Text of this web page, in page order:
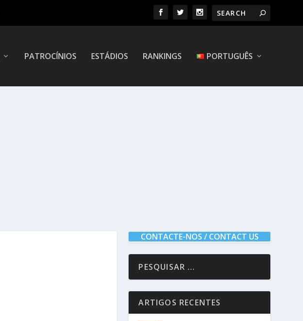
PATROCÍNIOS ESTÁDIOS RANKINGS PORTUGUÊS
CONTACTE-NOS / CONTACT US
ARTIGOS RECENTES